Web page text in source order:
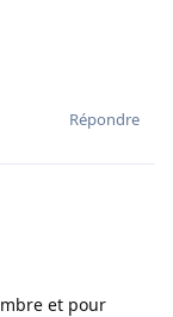
Répondre
et pour